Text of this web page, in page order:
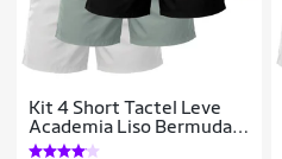
Kit 4 Short Tactel Leve
Academia Liso Bermuda
Masculina